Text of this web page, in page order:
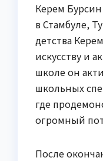
Керем
в Стамбуле,
детства
искусству и
школе он
школьных
где
огромный
После